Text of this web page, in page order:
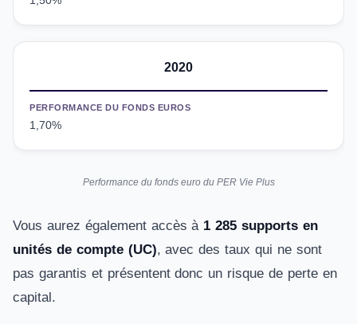
2020
PERFORMANCE DU FONDS EUROS
1,70%
Performance du fonds euro du PER Vie Plus
Vous aurez également accès à 1 285 supports en
unités de compte (UC), avec des taux qui ne sont
pas garantis et présentent donc un risque de perte en
capital.